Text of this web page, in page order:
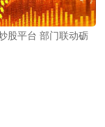
股平台 部门联动砺